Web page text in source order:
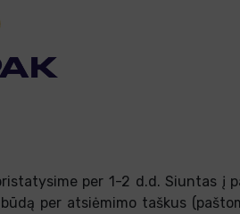
per 1-2 d.d. Siuntas į
per atsiėmimo taškus